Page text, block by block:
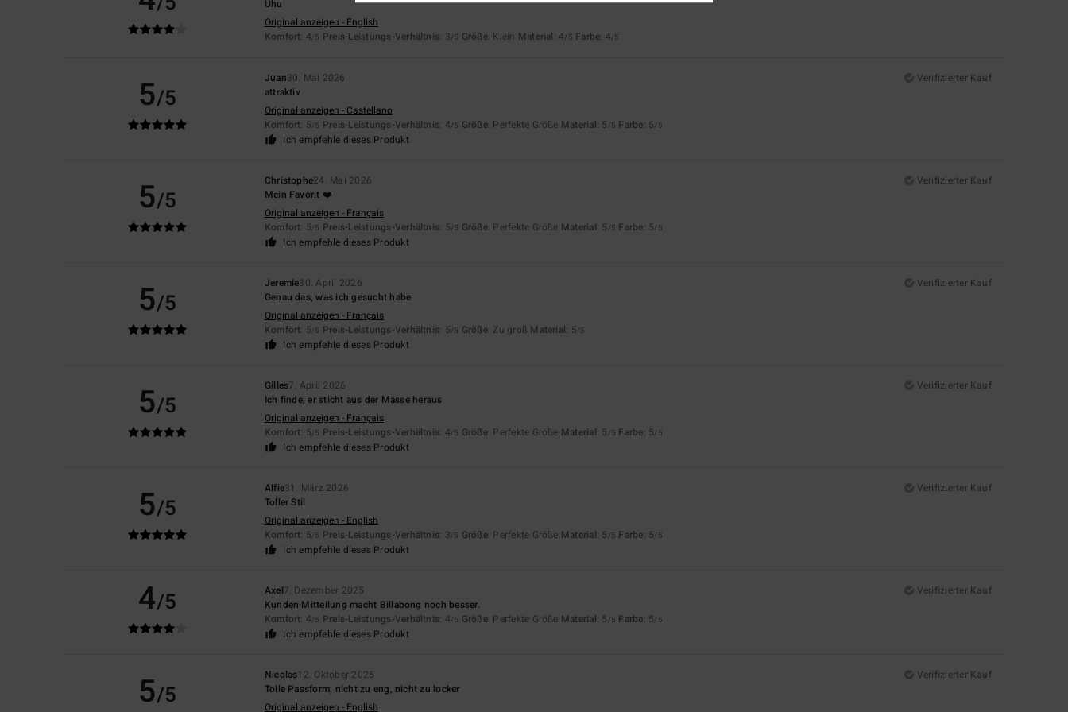
Uhu
Original anzeigen - English
Komfort: 4/5 Preis-Leistungs-Verhältnis: 3/5 Größe: Klein Material: 4/5 Farbe: 4/5
5/5
Juan30. Mai 2026
Verifizierter Kauf
attraktiv
Original anzeigen - Castellano
Komfort: 5/5 Preis-Leistungs-Verhältnis: 4/5 Größe: Perfekte Größe Material: 5 /5 Farbe: 5/5
Ich empfehle dieses Produkt
5/5
Christophe24. Mai 2026
Verifizierter Kauf
Mein Favorit ❤️
Original anzeigen - Français
Komfort: 5/5 Preis-Leistungs-Verhältnis: 5/5 Größe: Perfekte Größe Material: 5 /5 Farbe: 5/5
Ich empfehle dieses Produkt
5/5
Jeremie30. April 2026
Verifizierter Kauf
Genau das, was ich gesucht habe
Original anzeigen - Français
Komfort: 5/5 Preis-Leistungs-Verhältnis: 5/5 Größe: Zu groß Material: 5/5
Ich empfehle dieses Produkt
5/5
Gilles7. April 2026
Verifizierter Kauf
Ich finde, er sticht aus der Masse heraus
Original anzeigen - Français
Komfort: 5/5 Preis-Leistungs-Verhältnis: 4/5 Größe: Perfekte Größe Material: 5 /5 Farbe: 5/5
Ich empfehle dieses Produkt
5/5
Alfie31. März 2026
Verifizierter Kauf
Toller Stil
Original anzeigen - English
Komfort: 5/5 Preis-Leistungs-Verhältnis: 3/5 Größe: Perfekte Größe Material: 5 /5 Farbe: 5/5
Ich empfehle dieses Produkt
4/5 Axel7. Dezember 2025
Verifizierter Kauf
Kunden Mitteilung macht Billabong noch besser.
Komfort: 4/5 Preis-Leistungs-Verhältnis: 4/5 Größe: Perfekte Größe Material: 5 /5 Farbe: 5/5
Ich empfehle dieses Produkt
5/5
Nicolas12. Oktober 2025
Verifizierter Kauf
Tolle Passform, nicht zu eng, nicht zu locker
Original anzeigen - English